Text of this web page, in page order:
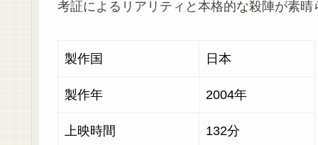
考証によるリアリティと本格的な殺陣が素晴
製作国 日本
製作年 2004年
上映時間 132分